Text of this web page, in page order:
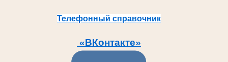
Телефонный справочник
«ВКонтакте»